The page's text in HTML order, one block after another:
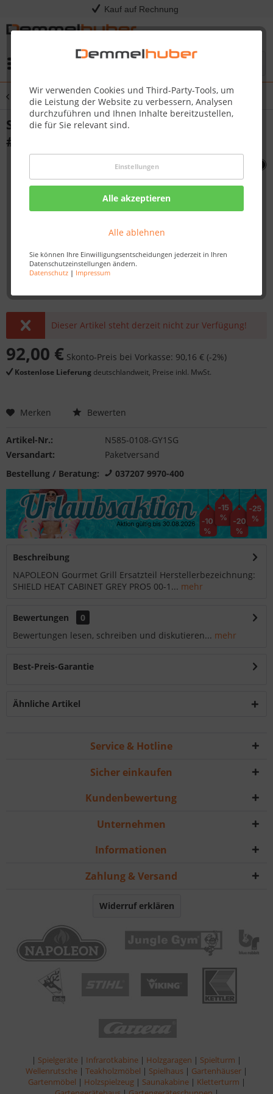
Kauf auf Rechnung
Wir verwenden Cookies und Third-Party-Tools, um
die Leistung der Website zu verbessern, Analysen
durchzuführen und Ihnen Inhalte bereitzustellen,
die für Sie relevant sind.
Einstellungen
Alle akzeptieren
Alle ablehnen
Sie können Ihre Einwilligungsentscheidungen jederzeit in Ihren
Datenschutzeinstellungen ändern.
Datenschutz| Impressum
Übersicht Sonstige Ersatzteile
SHIELD HEAT CABINET GREY PRO5 00-1
#N585-0108-GY1SG
Dieser Artikel steht derzeit nicht zur Verfügung!
92,00 € Skonto-Preis bei Vorkasse: 90,16 € (-2%)
Kostenlose Lieferung deutschlandweit, Preise inkl. MwSt.
Merken Bewerten
Artikel-Nr.:
N585-0108-GY1SG
Versandart:
Paketversand
Bestellung / Beratung:
037207 9970-400
Beschreibung
NAPOLEON Gourmet Grill Ersatzteil Herstellerbezeichnung:
SHIELD HEAT CABINET GREY PRO5 00-1... mehr
Bewertungen
0
Bewertungen lesen, schreiben und diskutieren... mehr
Best-Preis-Garantie
Ähnliche Artikel
Service & Hotline
Sicher einkaufen
Kundenbewertung
Unternehmen
Informationen
Zahlung & Versand
Widerruf erklären
| Spielgeräte | Infrarotkabine | Holzgaragen | Spielturm |
Wellenrutsche | Teakholzmöbel | Spielhaus | Gartenhäuser |
Gartenmöbel | Holzspielzeug | Saunakabine | Kletterturm |